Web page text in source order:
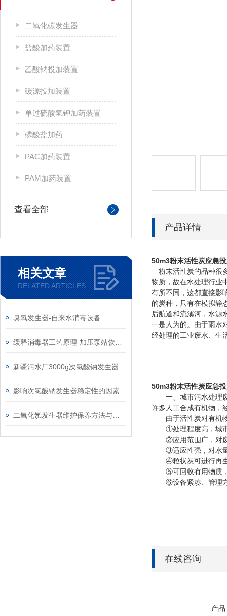
二氧化碳发生器
盐酸加药装置
乙酸钠投加装置
碳源投加装置
单过硫酸氢钾加药装置
磷酸盐加药
PAC加药装置
PAM加药装置
查看全部
相关文章
RELATED ARTICLES
臭氧发生器-自来水消毒设备
影响次氯酸钠发生器稳定性的因素
产品详情
50m3粉末活性炭应急
粉末活性炭的品种很
物质，故在水处理行业
有所不同，这都直接影
的炭种，只有在模拟静
后航道和流溪河，水源
一是人为的。由于雨水
经处理的工业废水、生
50m3粉末活性炭应急
一、城市污水处理废
许多人工合成有机物，
由于活性炭对有机物
①处理程度高，城市
②应用范围广，对废
③适应性强，对水量
④粒状炭可进行再生
⑤可回收有用物质，
⑥设备紧凑、管理
在线咨询
产品